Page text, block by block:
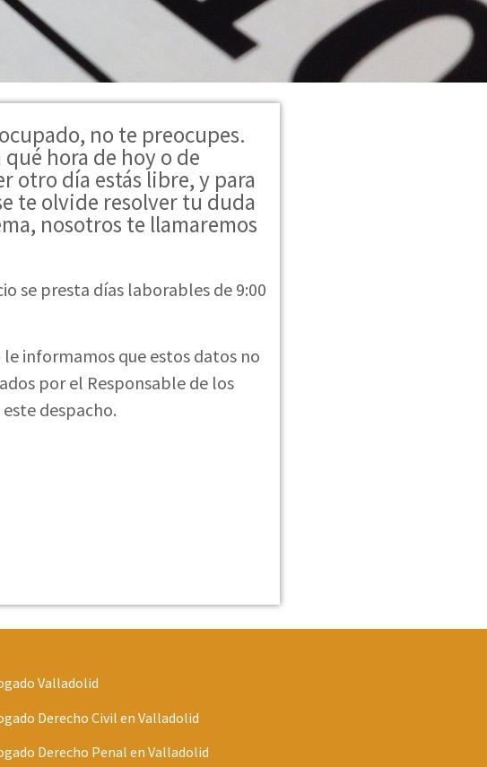
no te preocupes.
qué hora de hoy o de
otro día estás libre, y para
te olvide resolver tu duda
nosotros te llamaremos
se presta días laborables de 9:00
le informamos que estos datos no
por el Responsable de los
despacho.
Valladolid
Derecho Civil en Valladolid
Derecho Penal en Valladolid